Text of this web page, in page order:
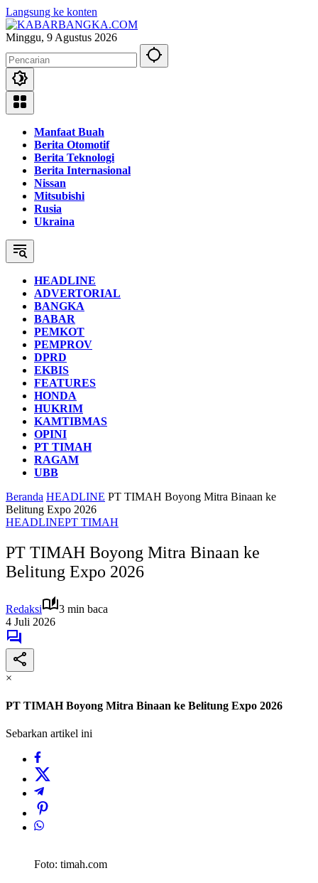
Langsung ke konten
Minggu, 9 Agustus 2026
Manfaat Buah
Berita Otomotif
Berita Teknologi
Berita Internasional
Nissan
Mitsubishi
Rusia
Ukraina
HEADLINE
ADVERTORIAL
BANGKA
BABAR
PEMKOT
PEMPROV
DPRD
EKBIS
FEATURES
HONDA
HUKRIM
KAMTIBMAS
OPINI
PT TIMAH
RAGAM
UBB
Beranda HEADLINE PT TIMAH Boyong Mitra Binaan ke
Belitung Expo 2026
HEADLINEPT TIMAH
PT TIMAH Boyong Mitra Binaan ke
Belitung Expo 2026
Redaksi
3 min baca
4 Juli 2026
×
PT TIMAH Boyong Mitra Binaan ke Belitung Expo 2026
Sebarkan artikel ini
Foto: timah.com